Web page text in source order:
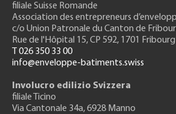
filiale Suisse Romande
Association des entrepreneurs
c/o Union Patronale du Canton de
Rue de l'Hôpital 15, CP 592, 1701 Fribourg
T 026 350 33 00
info@enveloppe-batiments.swiss
Involucro edilizio Svizzera
filiale Ticino
Via Cantonale 34a, 6928 Manno